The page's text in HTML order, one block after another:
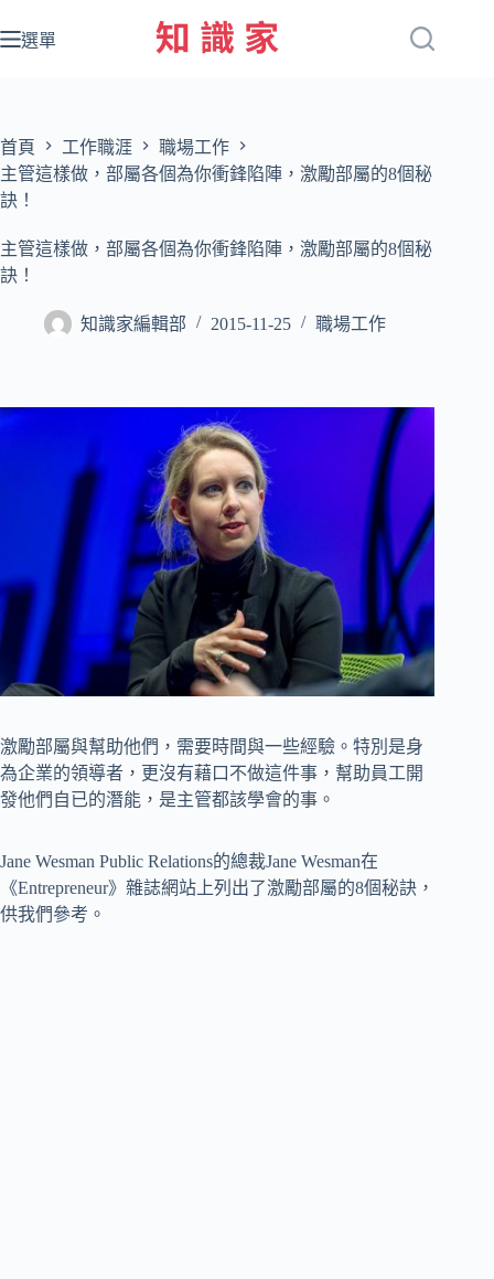
至
容
選單
首頁 工作職涯
職場工作
主管這樣做，部屬各個為你衝鋒陷陣，激勵部屬的8個秘
訣！
主管這樣做，部屬各個為你衝鋒陷陣，激勵部屬的8個秘
訣！
知識家編輯部 2015-11-25 職場工作
激勵部屬與幫助他們，需要時間與一些經驗。特別是身
為企業的領導者，更沒有藉口不做這件事，幫助員工開
發他們自已的潛能，是主管都該學會的事。
Jane Wesman Public Relations的總裁Jane Wesman在
《Entrepreneur》雜誌網站上列出了激勵部屬的8個秘訣，
供我們參考。